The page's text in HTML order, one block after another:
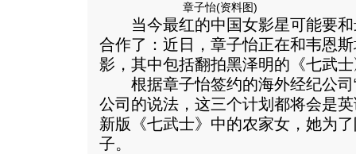
章子怡(资料图)
当今最红的中国女影星可能要和
合作了：近日，章子怡正在和韦恩
影，其中包括翻拍黑泽明的《七武
根据章子怡签约的海外经纪公司“
公司的说法，这三个计划都将会是
新版《七武士》中的农家女，她为
子。